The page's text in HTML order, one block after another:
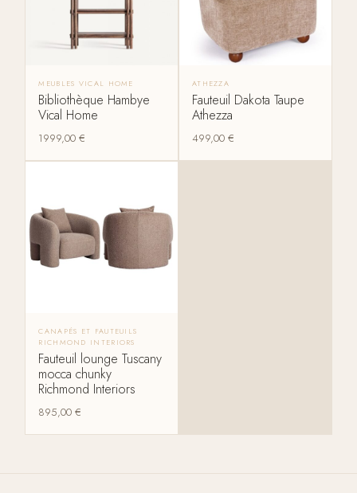
MEUBLES VICAL HOME
Bibliothèque Hambye
Vical Home
1999,00€
ATHEZZA
Fauteuil Dakota Taupe
Athezza
499,00 €
CANAPÉS ET FAUTEUILS
RICHMOND INTERIORS
Fauteuil lounge Tuscany
mocca chunky
Richmond Interiors
895,00€